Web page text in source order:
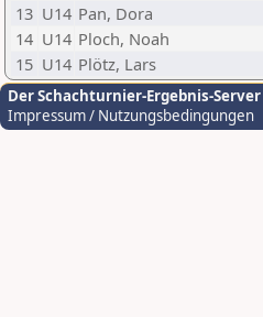
13 U14 Pan, Dora
14 U14 Ploch, Noah
15 U14 Plötz, Lars
Der Schachturnier-Ergebnis-Server
Impressum / Nutzungsbedingungen